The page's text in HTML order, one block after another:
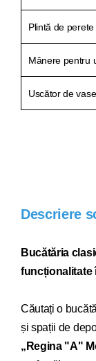
Plintă de
Mânere pentru
Uscător de vase
Descriere
Bucătăria
funcționalitate
Căutați o
și spații de
„ Regina "A"